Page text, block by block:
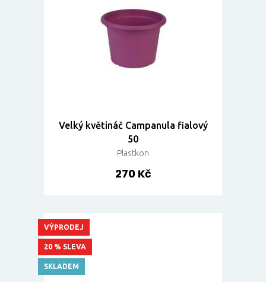
Velký květináč Campanula fialový
50
Plastkon
270 Kč
VÝPRODEJ
20 % SLEVA
SKLADEM